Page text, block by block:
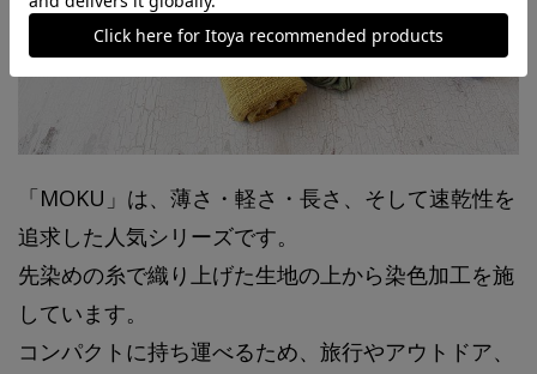
「MOKU」は、薄さ・軽さ・長さ、そして速乾性を
追求した人気シリーズです。
先染めの糸で織り上げた生地の上から染色加工を施
しています。
コンパクトに持ち運べるため、旅行やアウトドア、